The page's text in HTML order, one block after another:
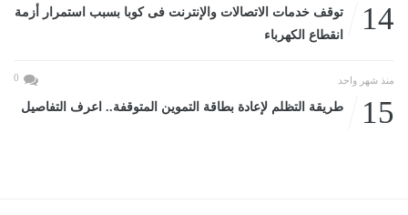
14
توقف خدمات الاتصالات والإنترنت فى كوبا بسبب استمرار أزمة
انقطاع الكهرباء
منذ شهر واحد 0
15 طريقة التظلم لإعادة بطاقة التموين المتوقفة.. اعرف التفاصيل